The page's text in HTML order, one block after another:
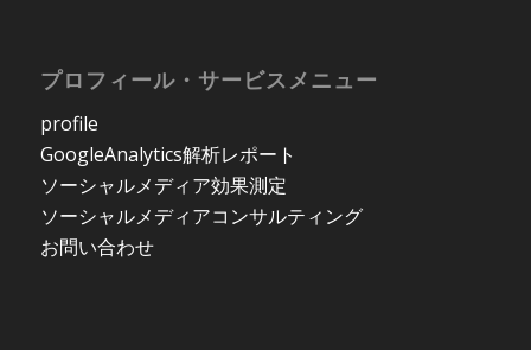
プロフィール・サービスメニュー
profile
GoogleAnalytics解析レポート
ソーシャルメディア効果測定
ソーシャルメディアコンサルティング
お問い合わせ